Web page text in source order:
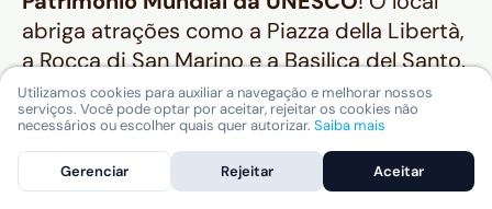
abriga atrações como a Piazza della Libertà,
a Rocca di San Marino e a Basilica del Santo.
Os turistas que visitam o quinto menor país
do mundo estão rodeados por montanhas
que abrigam charmosas aldeias rurais. Por
isso, as paisagens naturais são motivos
Utilizamos cookies para auxiliar a navegação e melhorar nossos
serviços. Você pode optar por aceitar, rejeitar os cookies não
necessários ou escolher quais quer autorizar. Saiba mais
Gerenciar Rejeitar Aceitar